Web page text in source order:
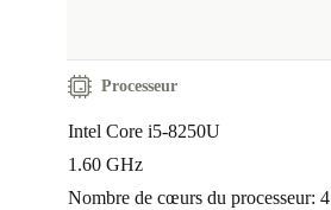
Processeur
Intel Core i5-8250U
1.60 GHz
Nombre de cœurs du processeur: 4